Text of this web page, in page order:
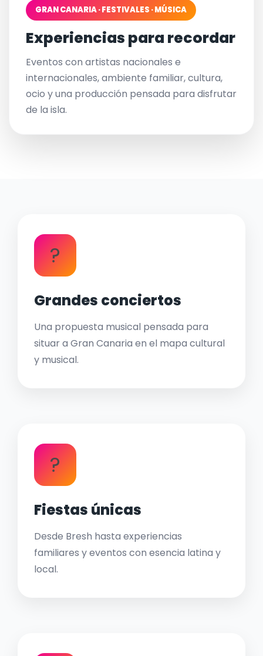
GRAN CANARIA · FESTIVALES · MÚSICA
Experiencias para recordar
Eventos con artistas nacionales e
internacionales, ambiente familiar, cultura,
ocio y una producción pensada para disfrutar
de la isla.
?
Grandes conciertos
Una propuesta musical pensada para
situar a Gran Canaria en el mapa cultural
y musical.
?
Fiestas únicas
Desde Bresh hasta experiencias
familiares y eventos con esencia latina y
local.